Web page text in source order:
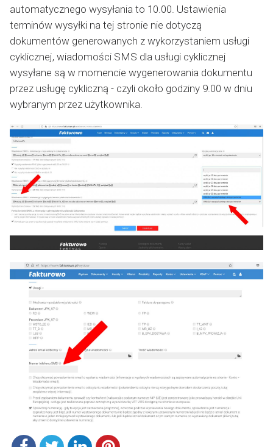
automatycznego wysyłania to 10.00. Ustawienia
terminów wysyłki na tej stronie nie dotyczą
dokumentów generowanych z wykorzystaniem usługi
cyklicznej, wiadomości SMS dla usługi cyklicznej
wysyłane są w momencie wygenerowania dokumentu
przez usługę cykliczną - czyli około godziny 9.00 w dniu
wybranym przez użytkownika.